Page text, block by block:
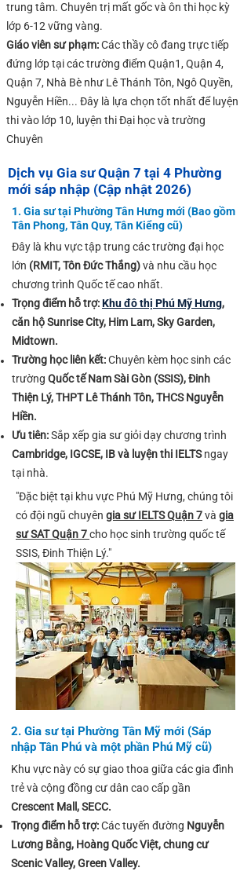
trung tâm. Chuyên trị mất gốc và ôn thi học kỳ
lớp 6-12 vững vàng.
Giáo viên sư phạm:Các thầy cô đang trực tiếp
đứng lớp tại các trường điểm Quận1, Quận 4,
Quận 7, Nhà Bè như Lê Thánh Tôn, Ngô Quyền,
Nguyễn Hiền... Đây là lựa chọn tốt nhất để luyện
thi vào lớp 10, luyện thi Đại học và trường
Chuyên
Dịch vụ Gia sư Quận 7 tại 4 Phường
mới sáp nhập (Cập nhật 2026)
1. Gia sư tại Phường Tân Hưng mới (Bao gồm
Tân Phong, Tân Quy, Tân Kiểng cũ)
Đây là khu vực tập trung các trường đại học
lớn (RMIT, Tôn Đức Thắng)và nhu cầu học
chương trình Quốc tế cao nhất.
Trọng điểm hỗ trợ:Khu đô thị Phú Mỹ Hưng,
căn hộ Sunrise City, Him Lam, Sky Garden,
Midtown.
Trường học liên kết:Chuyên kèm học sinh các
trường Quốc tế Nam Sài Gòn (SSIS), Đinh
Thiện Lý, THPT Lê Thánh Tôn, THCS Nguyễn
Hiền.
Ưu tiên:Sắp xếp gia sư giỏi dạy chương trình
Cambridge, IGCSE, IB và luyện thi IELTSngay
tại nhà.
"Đặc biệt tại khu vực Phú Mỹ Hưng, chúng tôi
có đội ngũ chuyên gia sư IELTS Quận 7và gia
sư SAT Quận 7cho học sinh trường quốc tế
SSIS, Đinh Thiện Lý."
2. Gia sư tại Phường Tân Mỹ mới (Sáp
nhập Tân Phú và một phần Phú Mỹ cũ)
Khu vực này có sự giao thoa giữa các gia đình
trẻ và cộng đồng cư dân cao cấp gần
Crescent Mall, SECC.
Trọng điểm hỗ trợ:Các tuyến đường Nguyễn
Lương Bằng, Hoàng Quốc Việt, chung cư
Scenic Valley, Green Valley.